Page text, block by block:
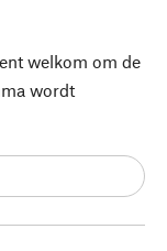
welkom om de
wordt